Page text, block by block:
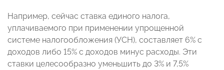
Например, сейчас ставка единого налога,
уплачиваемого при применении упрощенной
системе налогообложения (УСН), составляет 6% с
доходов либо 15% с доходов минус расходы. Эти
ставки целесообразно уменьшить до 3% и 7,5%